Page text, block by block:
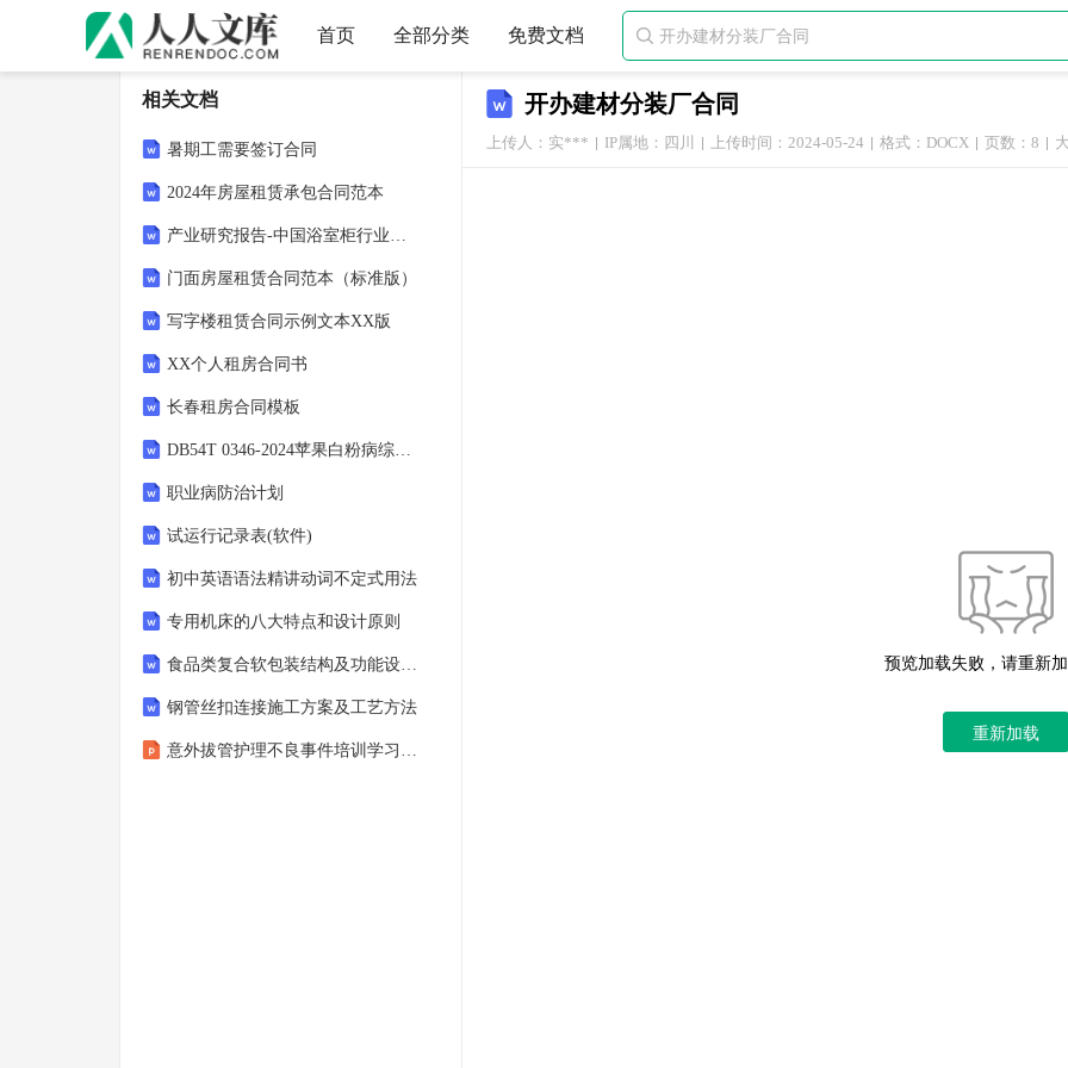
首页 全部分类 免费文档 
开办建材分装厂合同
上传人：实*** IP属地：四川 上传时间：2024-05-24 格式：DOCX 页数：8
预览加载失败，请重新
重新加载
相关文档
暑期工需要签订合同
2024年房屋租赁承包合同范本
产业研究报告-中国浴室柜行业发展现状、市场规模、投资前景分析（智研咨询）
门面房屋租赁合同范本（标准版）
写字楼租赁合同示例文本XX版
XX个人租房合同书
长春租房合同模板
DB54T 0346-2024苹果白粉病综合防治技术规程
职业病防治计划
试运行记录表(软件)
初中英语语法精讲动词不定式用法
专用机床的八大特点和设计原则
食品类复合软包装结构及功能设计应用
钢管丝扣连接施工方案及工艺方法
意外拔管护理不良事件培训学习教育